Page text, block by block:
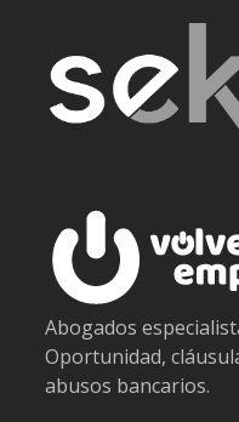
Abogados
Oportunidad,
abusos bancarios.